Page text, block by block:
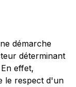
démarche
déterminant
effet,
le respect d'un